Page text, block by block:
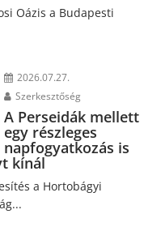
Oázis a Budapesti
2026.07.27.
Szerkesztőség
A Perseidák mellett
egy részleges
napfogyatkozás is
kínál
a Hortobágyi